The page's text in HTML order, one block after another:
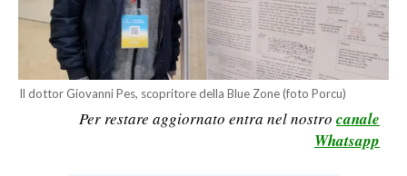
BASKET
VOLLEY
MOTORI
TENNIS
ALTRI SPORT
Il dottor Giovanni Pes, scopritore della Blue Zone (foto Porcu)
Per restare aggiornato entra nel nostro canale
Whatsapp